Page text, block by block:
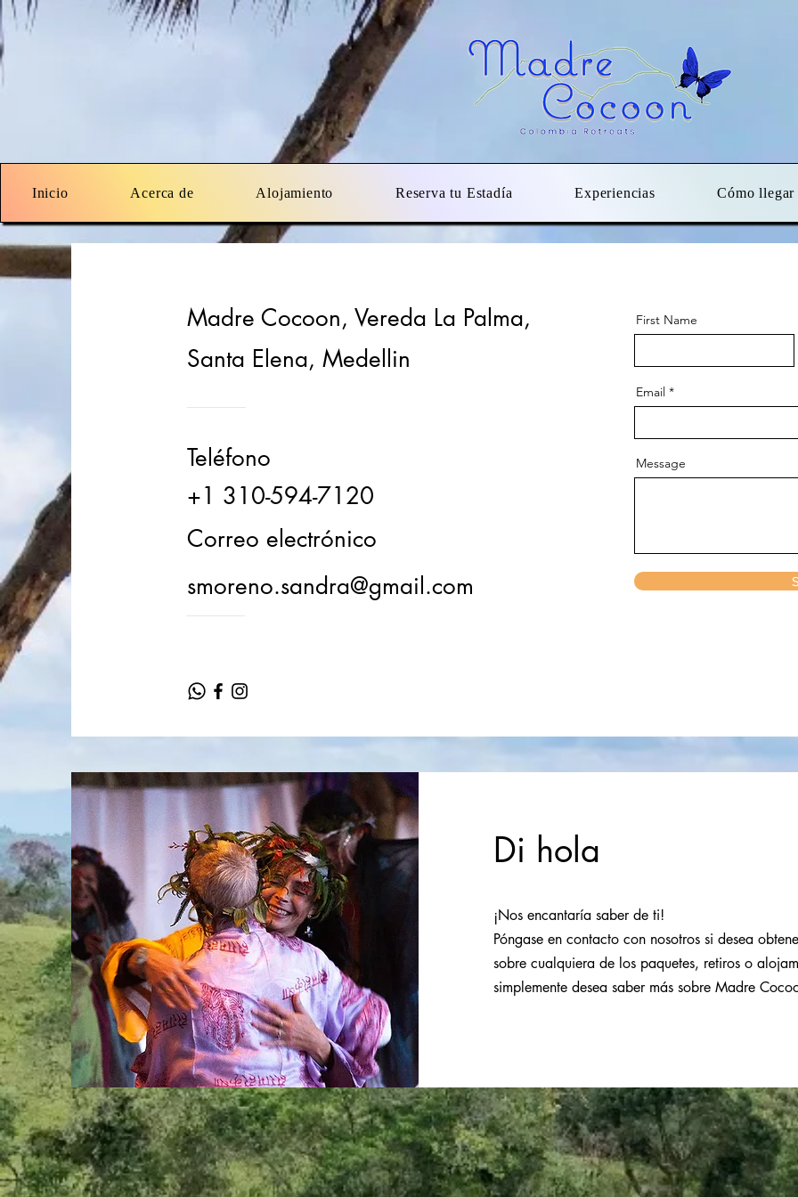
Inicio Acerca de Alojamiento Reserva tu Estadía Experiencias Cómo llegar
Madre Cocoon, Vereda La Palma,
Santa Elena, Medellin
Teléfono
+1 310-594-7120
Correo electrónico
smoreno.sandra@gmail.com
First Name
Email
Message
Di hola
¡Nos encantaría saber de ti!
Póngase en contacto con nosotros si desea
sobre cualquiera de los paquetes, retiros o
simplemente desea saber más sobre Madre